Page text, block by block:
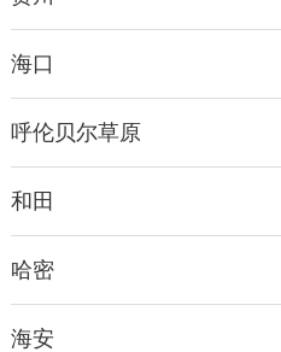
海口
呼伦贝尔草原
和田
哈密
海安